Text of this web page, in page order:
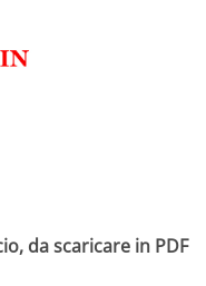
da scaricare in PDF